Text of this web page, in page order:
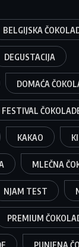
BELGIJSKA
DEGUSTACIJA
DOMAĆA
FESTIVAL
KAKAO
MLEČNA
NJAM TEST
PREMIUM
PUNJENA